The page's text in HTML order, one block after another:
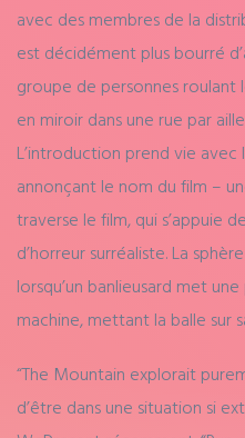
avec des membres de la
est décidément plus bourré
groupe de personnes
en miroir dans une rue par
L’introduction prend vie avec
annonçant le nom du film –
traverse le film, qui s’appuie
d’horreur surréaliste. La
lorsqu’un banlieusard met
machine, mettant la balle sur
“The Mountain explorait
d’être dans une situation si